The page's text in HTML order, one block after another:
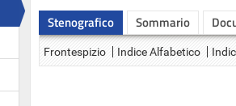
Stenografico Sommario
Frontespizio Indice Alfabetico